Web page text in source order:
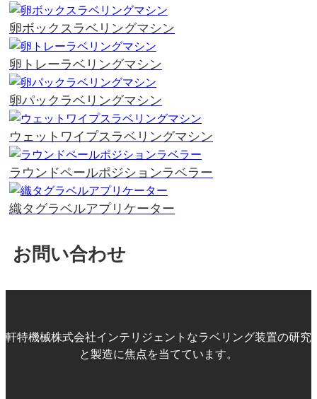
卵ボックスラベリングマシン
卵トレーラベリングマシン
卵パックラベリングマシン
ウェットワイプスラベリングマシン
ラウンドペールポジションラベラー
織タグラベルアプリケーター
お問い合わせ
軒特機械株式会社インテリジェントなラベリング装置の研究
と製造に焦点を当てています。